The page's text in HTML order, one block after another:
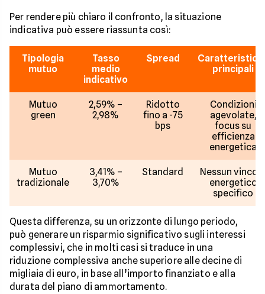
Per rendere più chiaro il confronto, la situazione
indicativa può essere riassunta così:
Tipologia
mutuo
Tasso
medio
indicativo
Spread
principali
Mutuo
green
2,59% –
2,98%
Ridotto
fino a -75
bps
Condizioni
agevolate,
focus su
efficienza
energetica
Mutuo
tradizionale
3,41% –
3,70%
Standard
Nessun
energetico
specifico
Questa differenza, su un orizzonte di lungo periodo,
può generare un risparmio significativo sugli interessi
complessivi, che in molti casi si traduce in una
riduzione complessiva anche superiore alle decine di
migliaia di euro, in base all’importo finanziato e alla
durata del piano di ammortamento.